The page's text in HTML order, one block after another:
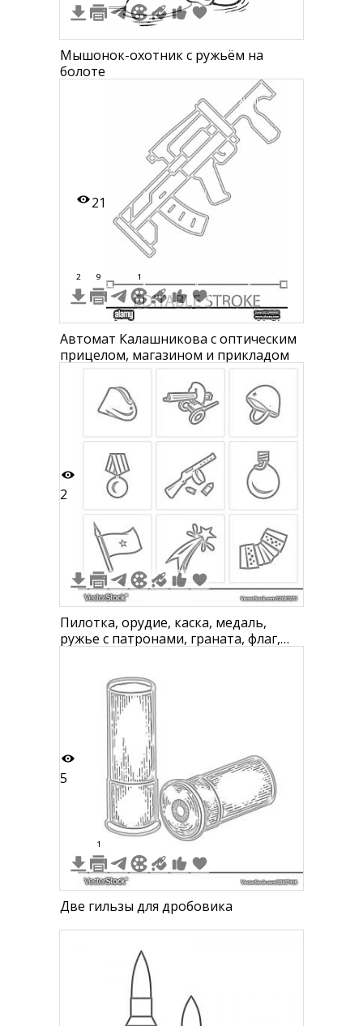
Мышонок-охотник с ружьём на
болоте
21
2 9 1
Автомат Калашникова с оптическим
прицелом, магазином и прикладом
2
Пилотка, орудие, каска, медаль,
ружье с патронами, граната, флаг,
5
1
Две гильзы для дробовика